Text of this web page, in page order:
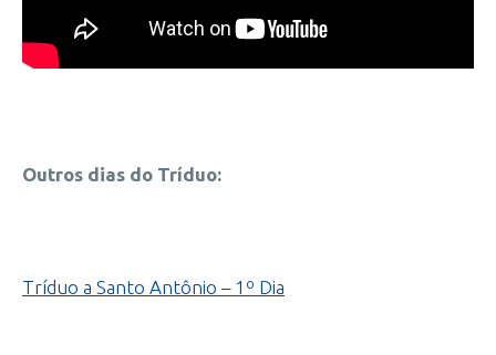
Outros dias do Tríduo:
Tríduo a Santo Antônio – 1º Dia